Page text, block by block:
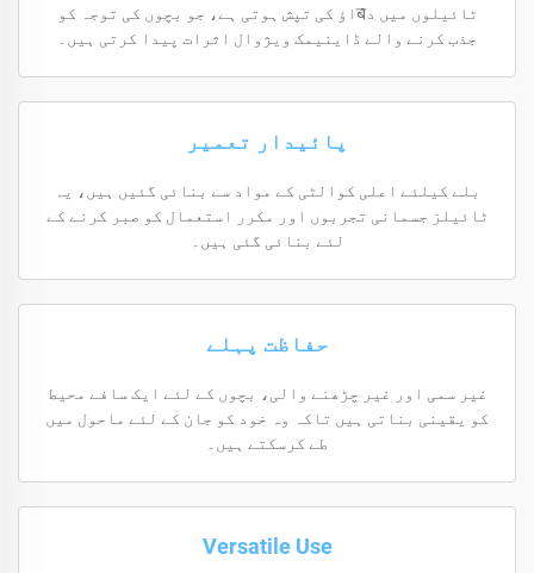
ٹائیلوں میں دबاؤ کی تپش ہوتی ہے، جو بچوں کی توجہ کو
جذب کرنے والے ڈاینیمک ویژوال اثرات پیدا کرتی ہیں۔
پائیدار تعمیر
بلے کیلئے اعلی کوالٹی کے مواد سے بنائی گئیں ہیں، یہ
ٹائیلز جسمانی تجربوں اور مکرر استعمال کو صبر کرنے کے
لئے بنائی گئی ہیں۔
حفاظت پہلے
غیر سمی اور غیر چڑھنے والی، بچوں کے لئے ایک سافے محیط
کو یقینی بناتی ہیں تاکہ وہ خود کو جان کے لئے ماحول میں
طے کرسکتے ہیں۔
Versatile Use